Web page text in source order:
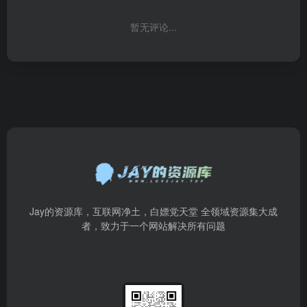
暂无评论...
Jay的资源库，互联网净土，白嫖党天堂 全领域资源集大成
者，致力于一个网站解决所有问题